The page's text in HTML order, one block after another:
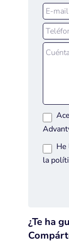
He
la
¿Te ha